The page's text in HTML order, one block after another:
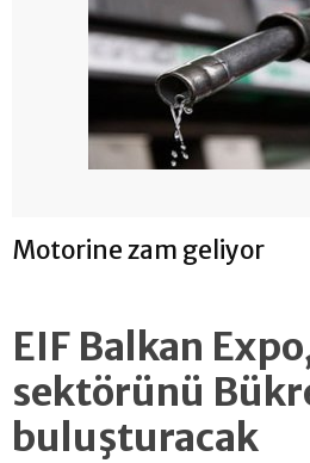
Motorine zam geliyor
EIF Balkan
sektörünü
buluşturacak